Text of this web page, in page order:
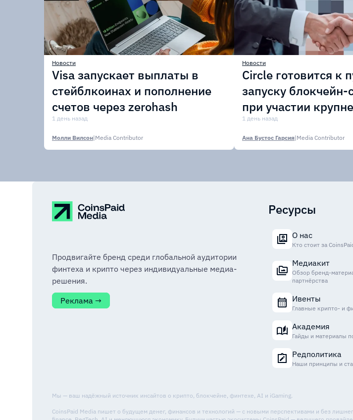
Новости
Visa запускает выплаты в
стейблкоинах и пополнение
счетов через zerohash
1 день назад
Молли Вилсон|Media Contributor
Новости
Circle готовится к
запуску блокчейн-
при участии
финансовых
1 день назад
Ана Бустос Гарсия|Media Contributor
Продвигайте бренд среди глобальной аудитории
финтеха и крипто через индивидуальные медиа-
решения.
Реклама →
Ресурсы
О нас
Кто стоит за
Медиакит
Обзор бренд-
партнёрства
Ивенты
Главные крипто- и
Академия
Гайды и материалы
Редполитика
Наши принципы и
Мы — ваш надёжный источник инсайтов о крипто, блокчейне, финтехе, AI и iGaming.
CoinsPaid Media пишет о будущем денег, финансов и технологий — с новыми перспективами и без